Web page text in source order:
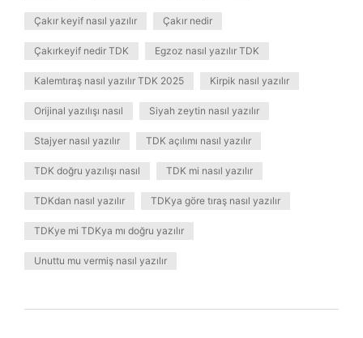
Çakır keyif nasıl yazılır Çakır nedir
Çakırkeyif nedir TDK Egzoz nasıl yazılır TDK
Kalemtıraş nasıl yazılır TDK 2025 Kirpik nasıl yazılır
Orijinal yazılışı nasıl Siyah zeytin nasıl yazılır
Stajyer nasıl yazılır TDK açılımı nasıl yazılır
TDK doğru yazılışı nasıl TDK mi nasıl yazılır
TDKdan nasıl yazılır TDKya göre tıraş nasıl yazılır
TDKye mi TDKya mı doğru yazılır
Unuttu mu vermiş nasıl yazılır